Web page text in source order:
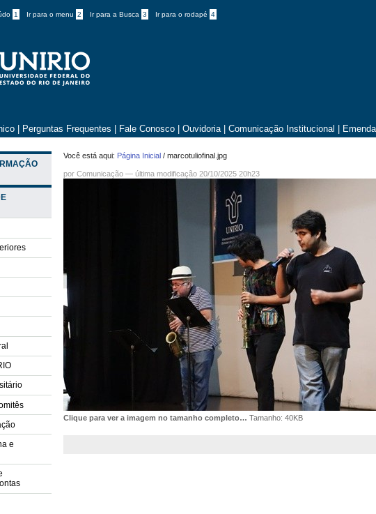
1 Ir para o menu 2 Ir para a Busca 3 Ir para o rodapé 4
Perguntas Frequentes Fale Conosco Ouvidoria Comunicação Institucional
e
Você está aqui: Página Inicial /marcotuliofinal.jpg
porComunicação —última modificação 20/10/2025 20h23
Clique para ver a imagem no tamanho completo… Tamanho: 40KB